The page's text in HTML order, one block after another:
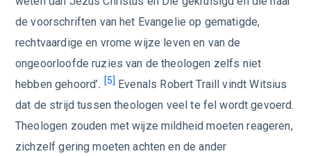
de voorschriften van het Evangelie op gematigde,
rechtvaardige en vrome wijze leven en van de
ongeoorloofde ruzies van de theologen zelfs niet
hebben gehoord’. [5] Evenals Robert Traill vindt Witsius
dat de strijd tussen theologen veel te fel wordt gevoerd.
Theologen zouden met wijze mildheid moeten reageren,
zichzelf gering moeten achten en de ander